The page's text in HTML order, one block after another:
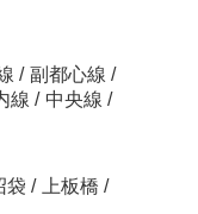
/ 副都心線 /
線 / 中央線 /
袋 / 上板橋 /